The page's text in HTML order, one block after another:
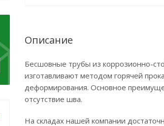
Описание
Бесшовные трубы из коррозионно-
изготавливают методом горячей
деформирования. Основное
отсутствие шва.
На складах нашей компании